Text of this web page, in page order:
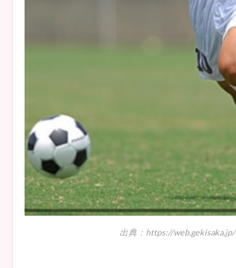
出典：https://web.gekisaka.jp/